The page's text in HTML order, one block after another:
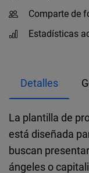
Comparte de
Estadísticas
Detalles
La plantilla de
está diseñada
buscan
ángeles o